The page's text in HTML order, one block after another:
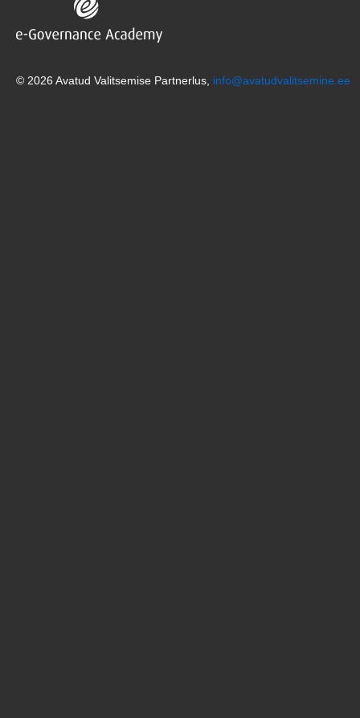
© 2026 Avatud Valitsemise Partnerlus, info@avatudvalitsemine.ee